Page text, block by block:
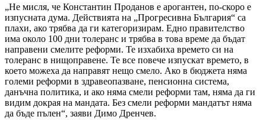
„Не мисля, че Константин Проданов е арогантен, по-скоро е
изпусната дума. Действията на „Прогресивна България“ са
плахи, ако трябва да ги категоризирам. Едно правителство
има около 100 дни толеранс и трябва в това време да бъдат
направени смелите реформи. Те изхабиха времето си на
толеранс в нищоправене. Те все повече изпускат времето, в
което можеха да направят нещо смело. Ако в бюджета няма
големи реформи в здравеопазване, пенсионна система,
данъчна политика, и ако няма смели реформи там, няма да ги
видим докрая на мандата. Без смели реформи мандатът няма
да бъде пълен“, заяви Димо Дренчев.